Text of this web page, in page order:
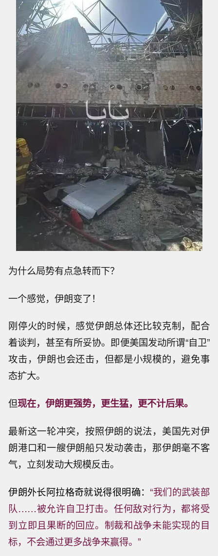
为什么局势有点急转而下？
一个感觉，伊朗变了！
刚停火的时候，感觉伊朗总体还比较克制，配合
着谈判，甚至有所妥协。即便美国发动所谓“自卫”
攻击，伊朗也会还击，但都是小规模的，避免事
态扩大。
但现在，伊朗更强势，更生猛，更不计后果。
最新这一轮冲突，按照伊朗的说法，美国先对伊
朗港口和一艘伊朗船只发动袭击，那伊朗毫不客
气，立刻发动大规模反击。
伊朗外长阿拉格奇就说得很明确： “我们的武装部
队……被允许自卫打击。 任何敌对行为，都将受
到立即且果断的回应。制裁和战争未能实现的目
标，不会通过更多战争来赢得。”